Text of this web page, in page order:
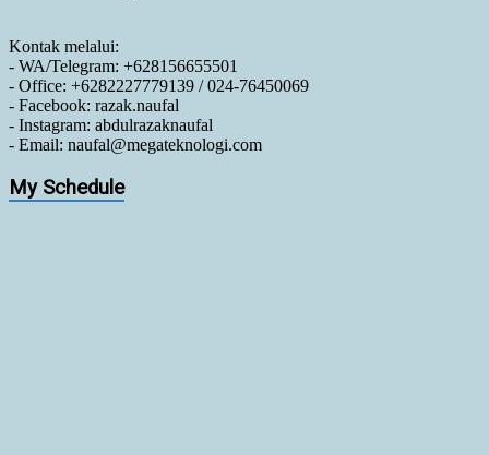
Kontak melalui:
- WA/Telegram: +628156655501
- Office: +6282227779139 / 024-76450069
- Facebook: razak.naufal
- Instagram: abdulrazaknaufal
- Email: naufal@megateknologi.com
My Schedule